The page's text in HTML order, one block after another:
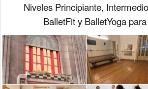
Niveles Principiante,
BalletFit y BalletYoga